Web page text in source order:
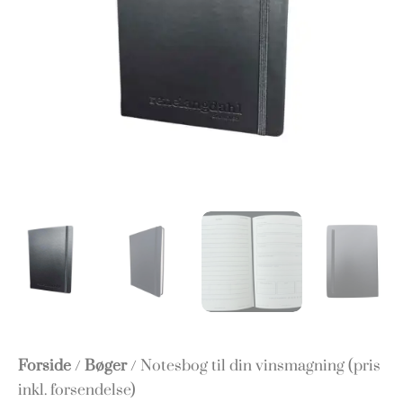
Forside/ Bøger/ Notesbog til din vinsmagning (pris
inkl. forsendelse)